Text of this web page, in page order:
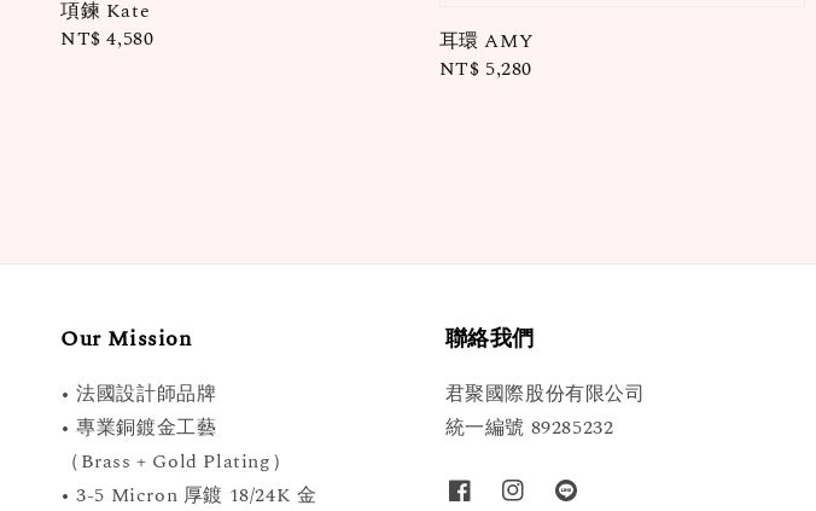
項鍊 Kate
Regular
NT$ 4,580
耳環 AMY
Regular
NT$ 5,280
Our Mission
• 法國設計師品牌
• 專業銅鍍金工藝
（Brass + Gold Plating）
• 3-5 Micron 厚鍍 18/24K 金
聯絡我們
君聚國際股份有限公司
統一編號 89285232